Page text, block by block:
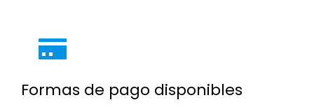
Formas de pago disponibles